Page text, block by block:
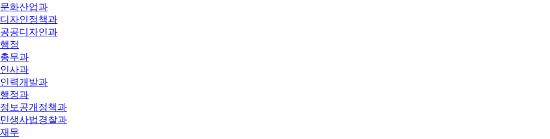
문화산업과
디자인정책과
공공디자인과
행정
총무과
인사과
인력개발과
행정과
정보공개정책과
민생사법경찰과
재무